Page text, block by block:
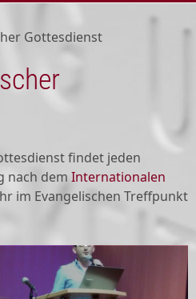
Gottesdienst
findet jeden
nach dem Internationalen
im Evangelischen Treffpunkt